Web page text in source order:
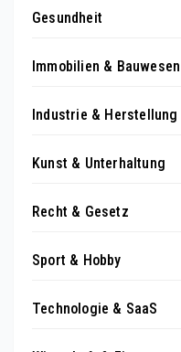
Gesundheit
Immobilien & Bauwesen
Industrie & Herstellung
Kunst & Unterhaltung
Recht & Gesetz
Sport & Hobby
Technologie & SaaS